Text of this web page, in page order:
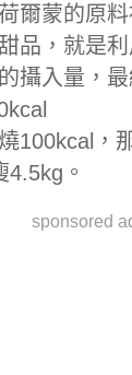
爾蒙的原
品，就是
攝入量，
100kcal，
。
sponsored